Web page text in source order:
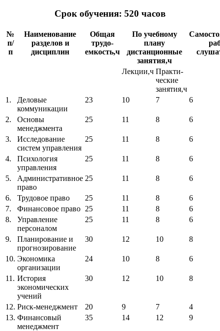
Срок обучения: 520 часов
№
п/
п
Наименование
разделов и
дисциплин
Общая
трудо-
емкость,ч
По учебному
плану
дистанционные
занятия,ч
Лекции,ч Практи-
ческие
занятия,ч
1.
Деловые
коммуникации
23 10 7 6
2.
Основы
менеджмента
25 11 8 6
3.
Исследование
систем управления
25 11 8 6
4.
Психология
управления
25 11 8 6
5.
Административное
право
25 11 8 6
6. Трудовое право 25 11 8
6
7.
Финансовое право 25 11 8
6
8.
Управление
персоналом
25 11 8 6
9.
Планирование и
прогнозирование
30 12 10 8
10. Экономика
организации
24 10 8 6
11. История
экономических
учений
30 12 10 8
12. Риск-менеджмент 20 9 7
4
13. Финансовый
менеджмент
35 14 12 9